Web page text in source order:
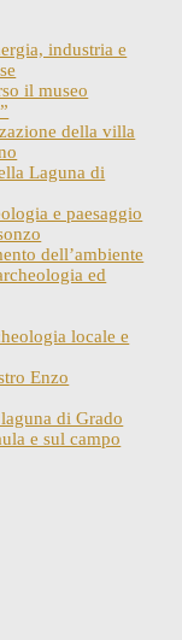
industria e
il museo
della villa
Laguna di
e paesaggio
dell’ambiente
ed
locale e
Enzo
di Grado
e sul campo